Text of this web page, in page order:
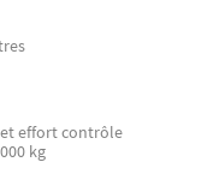
effort contrôle
kg